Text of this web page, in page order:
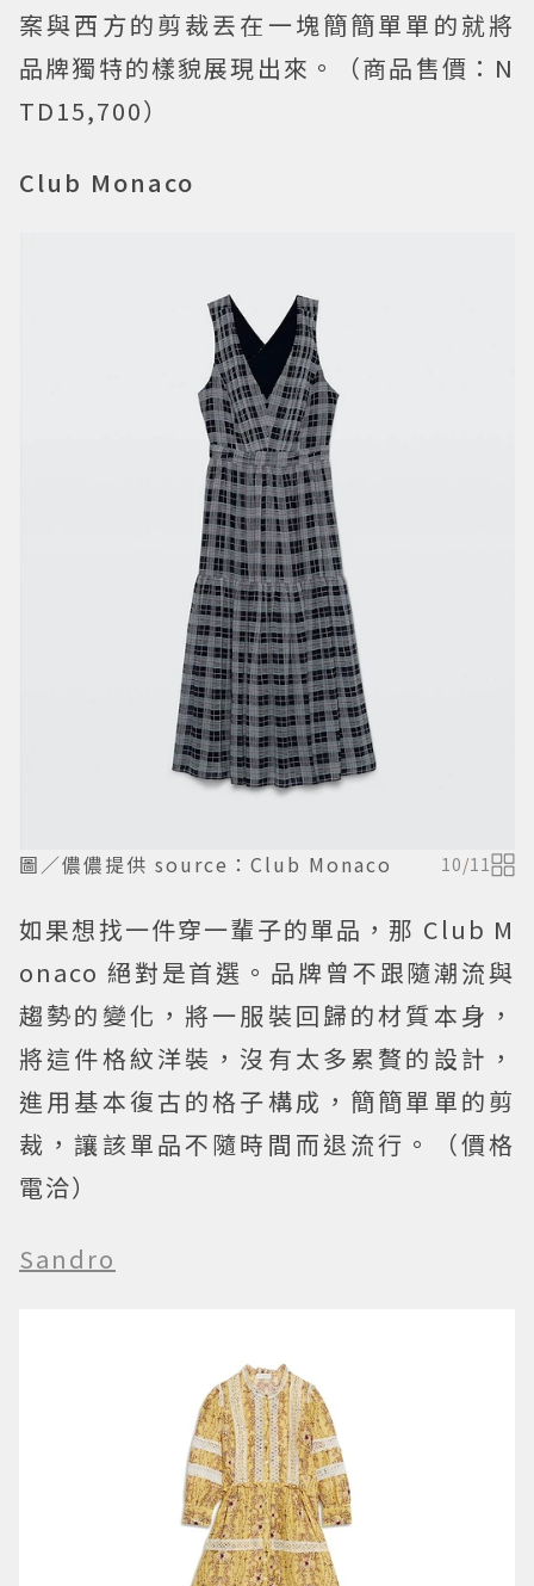
案與西方的剪裁丟在一塊簡簡單單的就將
品牌獨特的樣貌展現出來。（商品售價：N
TD15,700）
Club Monaco
圖／儂儂提供 source：Club Monaco 10/11
如果想找一件穿一輩子的單品，那 Club M
onaco 絕對是首選。品牌曾不跟隨潮流與
趨勢的變化，將一服裝回歸的材質本身，
將這件格紋洋裝，沒有太多累贅的設計，
進用基本復古的格子構成，簡簡單單的剪
裁，讓該單品不隨時間而退流行。（價格
電洽）
Sandro